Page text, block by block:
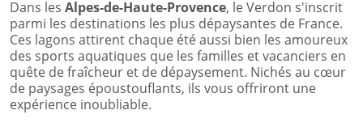
Dans les Alpes-de-Haute-Provence, le Verdon s'inscrit
parmi les destinations les plus dépaysantes de France.
Ces lagons attirent chaque été aussi bien les amoureux
des sports aquatiques que les familles et vacanciers en
quête de fraîcheur et de dépaysement. Nichés au cœur
de paysages époustouflants, ils vous offriront une
expérience inoubliable.